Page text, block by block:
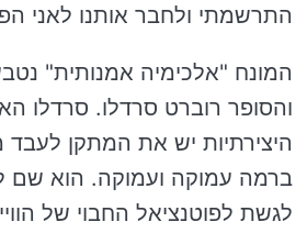
התרשמתי ולחבר אותנו לאני
המונח "אלכימיה אמנותית"
והסופר רוברט סרדלו. סרדלו
היצירתיות יש את המתקן לעבד
ברמה עמוקה ועמוקה. הוא שם
לגשת לפוטנציאל החבוי של